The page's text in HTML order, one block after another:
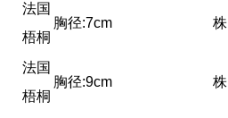
法国
梧桐
胸径:7cm 株
法国
梧桐
胸径:9cm 株